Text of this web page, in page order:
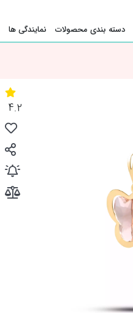
دسته بندی محصولات نمایندگی ها
4.2